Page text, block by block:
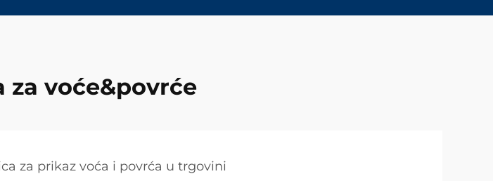
za voće&povrće
za prikaz voća i povrća u trgovini